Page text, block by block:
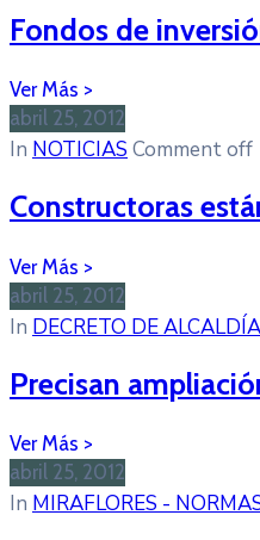
Fondos de
abril 25, 2012
In NOTICIAS Comment off
Constructoras
abril 25, 2012
In DECRETO DE
Precisan
abril 25, 2012
In MIRAFLORES -